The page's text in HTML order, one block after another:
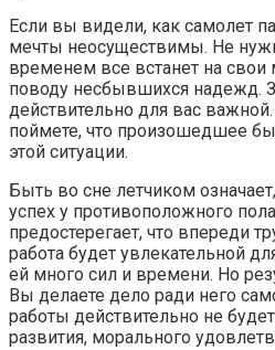
Если вы видели, как самолет
мечты неосуществимы. Не
временем все встанет на свои
поводу несбывшихся надежд.
действительно для вас
поймете, что произошедшее
этой ситуации.
Быть во сне летчиком
успех у противоположного
предостерегает, что впереди
работа будет увлекательной
ей много сил и времени. Но
Вы делаете дело ради него
работы действительно не
развития, морального